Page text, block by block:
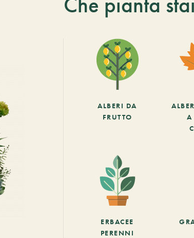
ALBERI DA
FRUTTO
A
ERBACEE
PERENNI